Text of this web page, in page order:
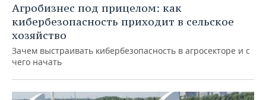
Агробизнес под прицелом: как
кибербезопасность приходит в сельское
хозяйство
Зачем выстраивать кибербезопасность в агросекторе и с
чего начать